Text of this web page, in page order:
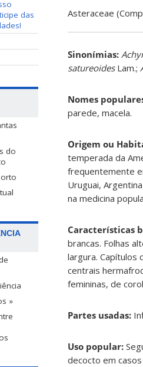
das
do
»
Asteraceae
Sinonímias:
satureoidesLam.;
Nomes
parede, macela.
Origem ou
temperada da
frequentemente
Uruguai,
na medicina
Características
brancas. Folhas
largura. Capítulos
centrais
femininas, de
Partes usadas:
Uso popular:
decocto em